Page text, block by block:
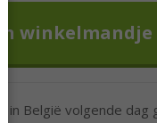
in België volgende dag